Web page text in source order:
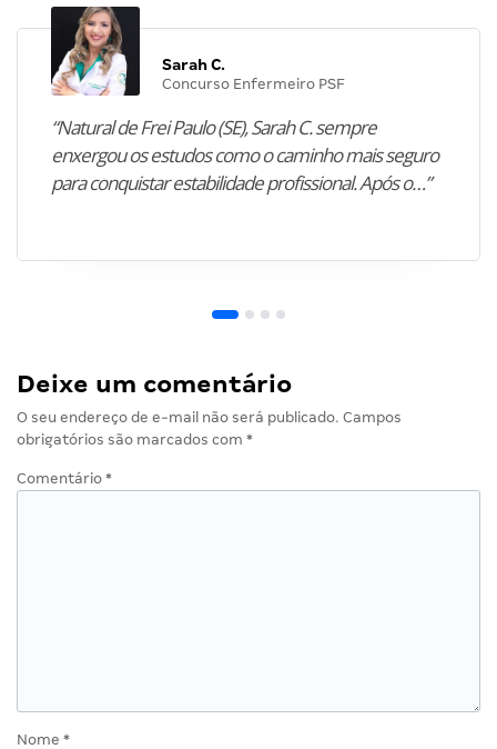
Sarah C.
Concurso Enfermeiro PSF
“Natural de Frei Paulo (SE), Sarah C. sempre
enxergou os estudos como o caminho mais seguro
para conquistar estabilidade profissional. Após o…”
Deixe um comentário
O seu endereço de e-mail não será publicado. Campos
obrigatórios são marcados com *
Comentário *
Nome *